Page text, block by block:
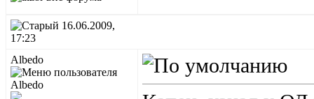
16.06.2009,
17:23
Albedo